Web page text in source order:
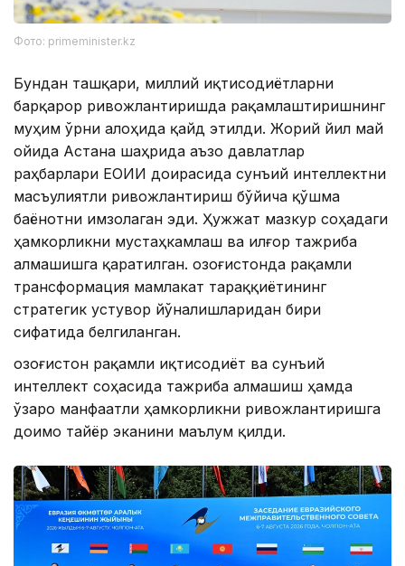
Фото: primeminister.kz
Бундан ташқари, миллий иқтисодиётларни
барқарор ривожлантиришда рақамлаштиришнинг
муҳим ўрни алоҳида қайд этилди. Жорий йил май
ойида Астана шаҳрида аъзо давлатлар
раҳбарлари ЕОИИ доирасида сунъий интеллектни
масъулиятли ривожлантириш бўйича қўшма
баёнотни имзолаган эди. Ҳужжат мазкур соҳадаги
ҳамкорликни мустаҳкамлаш ва илғор тажриба
алмашишга қаратилган. Қозоғистонда рақамли
трансформация мамлакат тараққиётининг
стратегик устувор йўналишларидан бири
сифатида белгиланган.
Қозоғистон рақамли иқтисодиёт ва сунъий
интеллект соҳасида тажриба алмашиш ҳамда
ўзаро манфаатли ҳамкорликни ривожлантиришга
доимо тайёр эканини маълум қилди.